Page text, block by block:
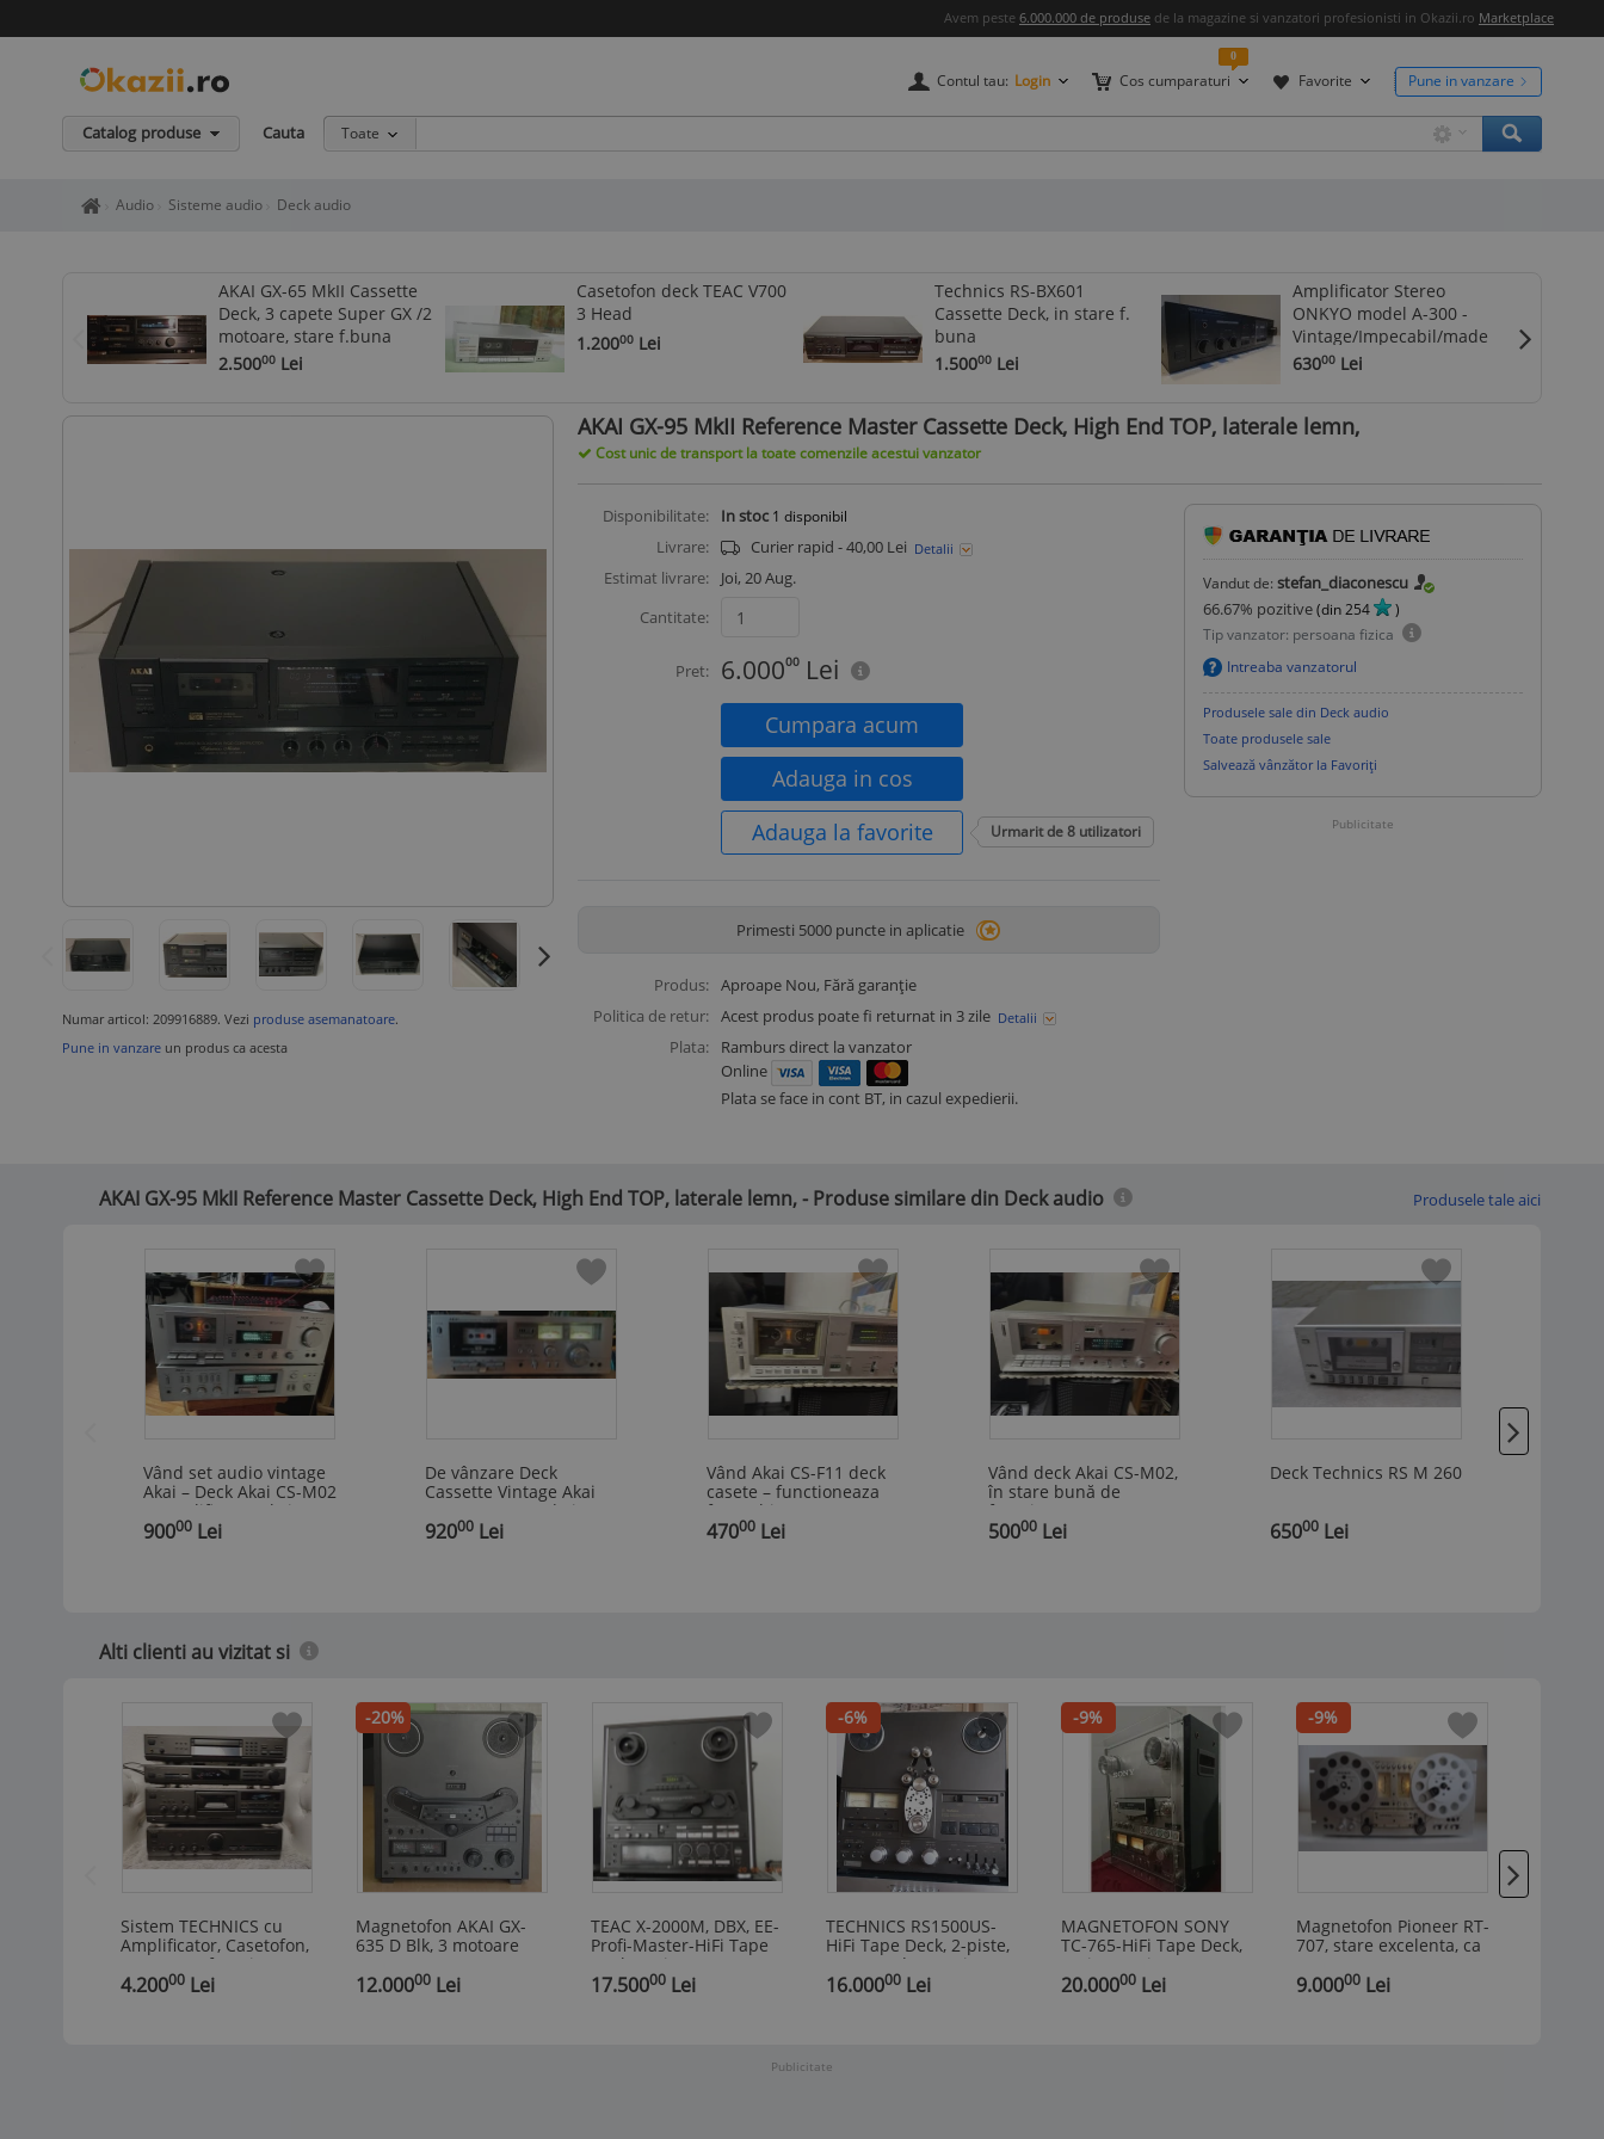
Avem peste 6.000.000 de produse de la magazine si vanzatori profesionisti in Okazii.ro Marketplace
Contul tau: Login Cos cumparaturi
0
Favorite Pune in vanzare
Catalog produse Cauta Toate
Home page okazii.ro - Cumperi in siguranta de la vanzatori de incredere
Audio Sisteme audio Deck audio
AKAI GX-65 MkII Cassette
Deck, 3 capete Super GX /2
motoare, stare f.buna
2.50000 Lei
Casetofon deck TEAC V700
3 Head
1.20000 Lei
Technics RS-BX601
Cassette Deck, in stare f.
buna
1.50000 Lei
Amplificator Stereo
ONKYO model A-300 -
Vintage/Impecabil/made
in Japan
63000 Lei
Numar articol: 209916889. Vezi produse asemanatoare.
Pune in vanzare un produs ca acesta
AKAI GX-95 MkII Reference Master Cassette Deck, High End TOP, laterale lemn,
Cost unic de transport la toate comenzile acestui vanzator
Disponibilitate: In stoc 1 disponibil
Livrare: Curier rapid - 40,00 Lei Detalii
Estimat livrare:
Joi, 20 Aug.
Cantitate:
Pret: 6.00000 Lei
Cumpara acum
Adauga in cos
Adauga la favorite
Urmarit de8 utilizatori
Primesti 5000 puncte in aplicatie
Produs: Aproape Nou, Fără garanție
Politica de retur: Acest produs poate fi returnat in 3 zile Detalii
Plata:
Ramburs direct la vanzator
Online
Plata se face in cont BT, in cazul expedierii.
Vandut de: stefan_diaconescu
66.67% pozitive(din254
)
Tip vanzator: persoana fizica
Intreaba vanzatorul
Produsele sale din Deck audio
Toate produsele sale
Salvează vânzător la Favoriți
Publicitate
AKAI GX-95 MkII Reference Master Cassette Deck, High End TOP, laterale lemn, - Produse similare din Deck audio Produsele tale aici
Vând set audio vintage
Akai – Deck Akai CS-M02
+ Amplificator Akai AM-
U02
90000 Lei
De vânzare Deck
Cassette Vintage Akai
GXC-706D – Made in
Japan
92000 Lei
Vând Akai CS-F11 deck
casete – functioneaza
foarte bine
47000 Lei
Vând deck Akai CS-M02,
în stare bună de
funcționare
50000 Lei
Deck Technics RS M 260
65000 Lei
Alti clienti au vizitat si
Sistem TECHNICS cu
Amplificator, Casetofon,
CD, Tuner, functioneaza
si arata f. binee
4.20000Lei
-20%
Magnetofon AKAI GX-
635 D Blk, 3 motoare
revers, stare f. buna
12.00000Lei
TEAC X-2000M, DBX, EE-
Profi-Master-HiFi Tape
Deck, 2-piste,
19/38+redare 4 piste
17.50000Lei
-6%
TECHNICS RS1500US-
HiFi Tape Deck, 2-piste,
19/38+redare 4 piste
16.00000Lei
-9%
MAGNETOFON SONY
TC-765-HiFi Tape Deck,
4-piste, 2 vit. 9,5 / 19
cm/s, stare excelnta
20.00000Lei
-9%
Magnetofon Pioneer RT-
707, stare excelenta, ca
9.00000Lei
Publicitate